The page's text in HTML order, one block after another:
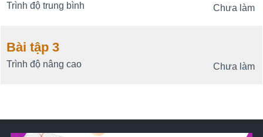
Chưa làm
Trình độ trung bình
Bài tập 3
Chưa làm
Trình độ nâng cao